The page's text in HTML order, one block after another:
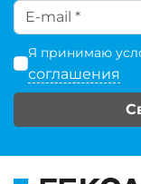
Я принимаю
соглашения